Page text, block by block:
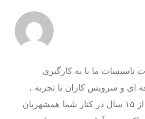
تاسیسات ما با به‌ کارگیری
ای و سرویس کاران با تجربه ،
افتخار دارد بیش از ۱۵ سال در کنار شما همشهریان